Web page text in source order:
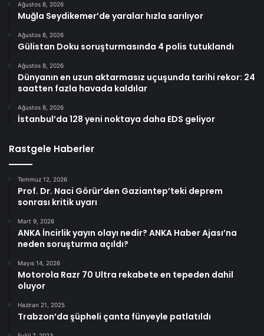
Ağustos 8, 2026
Muğla Seydikemer’de yaralar hızla sarılıyor
Ağustos 8, 2026
Gülistan Doku soruşturmasında 4 polis tutuklandı
Ağustos 8, 2026
Dünyanın en uzun aktarmasız uçuşunda tarihi rekor: 24
saatten fazla havada kaldılar
Ağustos 8, 2026
İstanbul’da 128 yeni noktaya daha EDS geliyor
Rastgele Haberler
Temmuz 12, 2026
Prof. Dr. Naci Görür’den Gaziantep’teki deprem
sonrası kritik uyarı
Mart 9, 2026
ANKA İncirlik yayın olayı nedir? ANKA Haber Ajası’na
neden soruşturma açıldı?
Mayıs 14, 2026
Motorola Razr 70 Ultra rekabete en tepeden dahil
oluyor
Haziran 21, 2025
Trabzon’da şüpheli çanta fünyeyle patlatıldı